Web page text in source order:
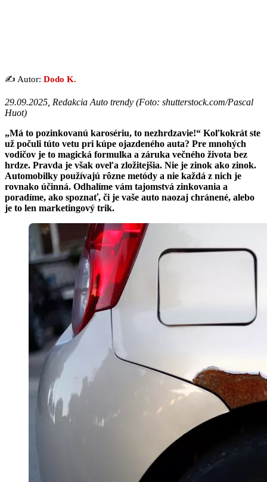
✍️ Autor: Dodo K.
29.09.2025, Redakcia Auto trendy (Foto: shutterstock.com/Pascal
Huot)
„Má to pozinkovanú karosériu, to nezhrdzavie!“ Koľkokrát ste
už počuli túto vetu pri kúpe ojazdeného auta? Pre mnohých
vodičov je to magická formulka a záruka večného života bez
hrdze. Pravda je však oveľa zložitejšia. Nie je zinok ako zinok.
Automobilky používajú rôzne metódy a nie každá z nich je
rovnako účinná. Odhalíme vám tajomstvá zinkovania a
poradíme, ako spoznať, či je vaše auto naozaj chránené, alebo
je to len marketingový trik.